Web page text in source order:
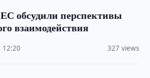
обсудили перспективы
взаимодействия
12:20 327 views